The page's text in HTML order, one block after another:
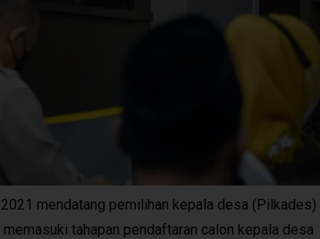
mendatang pemilihan kepala desa (Pilkades)
tahapan pendaftaran calon kepala desa